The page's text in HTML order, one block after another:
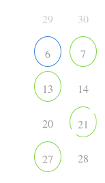
29 30
6 7
13 14
20 21
27 28